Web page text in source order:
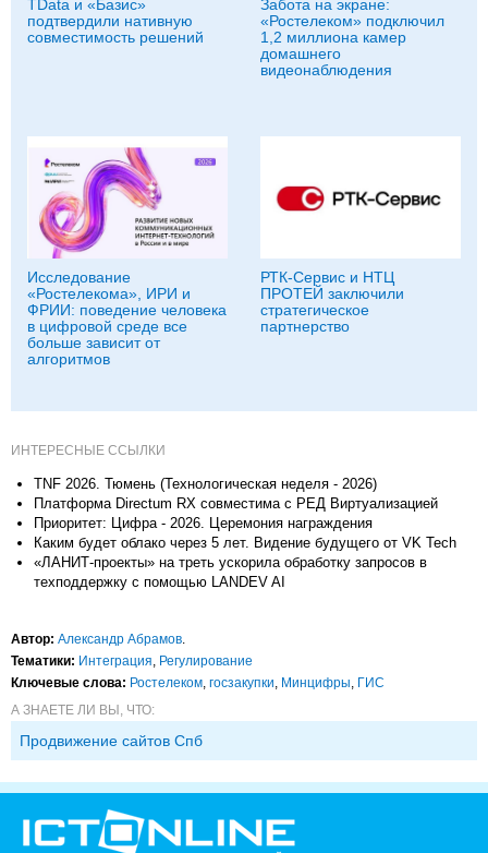
TData и «Базис»
подтвердили нативную
совместимость решений
Забота на экране:
«Ростелеком» подключил
1,2 миллиона камер
домашнего
видеонаблюдения
Исследование
«Ростелекома», ИРИ и
ФРИИ: поведение человека
в цифровой среде все
больше зависит от
алгоритмов
РТК-Сервис и НТЦ
ПРОТЕЙ заключили
стратегическое
партнерство
ИНТЕРЕСНЫЕ ССЫЛКИ
TNF 2026. Тюмень (Технологическая неделя - 2026)
Платформа Directum RX совместима с РЕД Виртуализацией
Приоритет: Цифра - 2026. Церемония награждения
Каким будет облако через 5 лет. Видение будущего от VK Tech
«ЛАНИТ-проекты» на треть ускорила обработку запросов в
техподдержку с помощью LANDEV AI
Автор: Александр Абрамов.
Тематики: Интеграция, Регулирование
Ключевые слова: Ростелеком, госзакупки, Минцифры, ГИС
А ЗНАЕТЕ ЛИ ВЫ, ЧТО:
Продвижение сайтов Спб